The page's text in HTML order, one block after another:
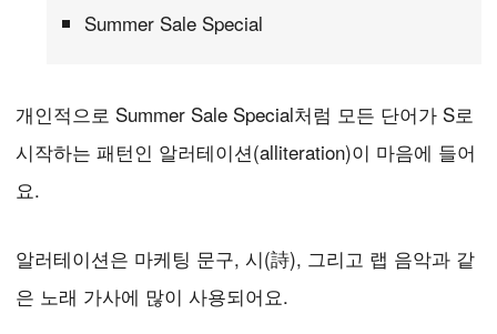
Summer Sale Special
개인적으로 Summer Sale Special처럼 모든 단어가 S로
시작하는 패턴인 알러테이션(alliteration)이 마음에 들어
요.
알러테이션은 마케팅 문구, 시(詩), 그리고 랩 음악과 같
은 노래 가사에 많이 사용되어요.